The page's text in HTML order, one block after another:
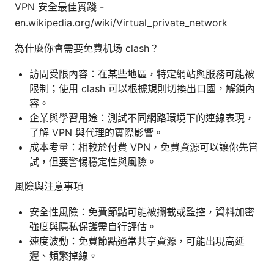
VPN 安全最佳實踐 -
en.wikipedia.org/wiki/Virtual_private_network
為什麼你會需要免費机场 clash？
訪問受限內容：在某些地區，特定網站與服務可能被
限制；使用 clash 可以根據規則切換出口國，解鎖內
容。
企業與學習用途：測試不同網路環境下的連線表現，
了解 VPN 與代理的實際影響。
成本考量：相較於付費 VPN，免費資源可以讓你先嘗
試，但要警惕穩定性與風險。
風險與注意事項
安全性風險：免費節點可能被攔截或監控，資料加密
強度與隱私保護需自行評估。
速度波動：免費節點通常共享資源，可能出現高延
遲、頻繁掉線。